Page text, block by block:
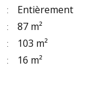
Entièrement
87 m²
103 m²
16 m²